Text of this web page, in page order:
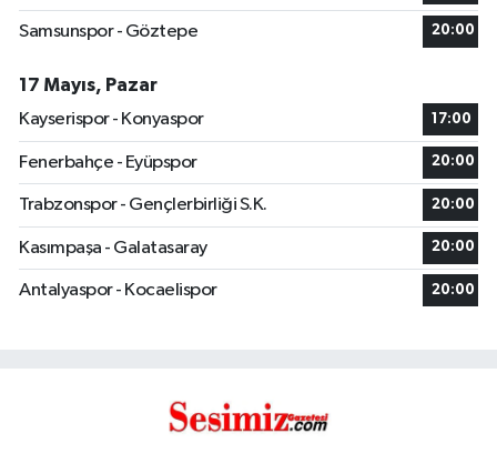
Samsunspor - Göztepe 20:00
17 Mayıs, Pazar
Kayserispor - Konyaspor
17:00
Fenerbahçe - Eyüpspor 20:00
Trabzonspor - Gençlerbirliği S.K. 20:00
Kasımpaşa - Galatasaray 20:00
Antalyaspor - Kocaelispor 20:00